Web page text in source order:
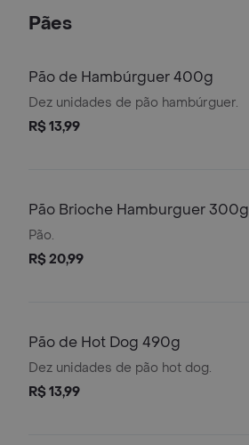
Pães
Pão de Hambúrguer 400g
Dez unidades de pão hambúrguer.
R$ 13,99
Pão Brioche Hamburguer 300g
Pão.
R$ 20,99
Pão de Hot Dog 490g
Dez unidades de pão hot dog.
R$ 13,99